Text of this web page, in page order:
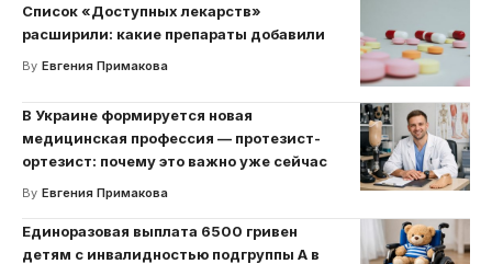
Список «Доступных лекарств»
расширили: какие препараты добавили
By Евгения Примакова
В Украине формируется новая
медицинская профессия — протезист-
ортезист: почему это важно уже сейчас
By Евгения Примакова
Единоразовая выплата 6500 гривен
детям с инвалидностью подгруппы А в